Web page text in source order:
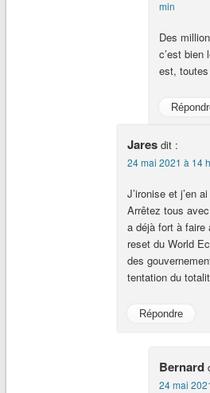
min
Des
c’est bien
est,
Jares dit :
24 mai 2021 à 14
J’ironise et j’en
Arrêtez tous
a déjà fort à faire
reset du World
des
tentation du
Répondre
Bernard
24 mai